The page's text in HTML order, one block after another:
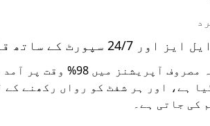
24/7 سپورٹ کے ساتھ قابلِ اعتماد سروس
زیادہ مصروف آپریشنز
ہے، اور ہر شفٹ کو رواں رکھنے
کی جاتی ہے۔